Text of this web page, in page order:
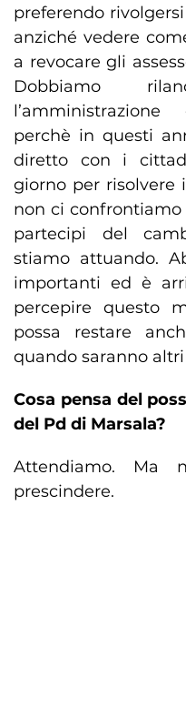
preferendo
anziché vedere
a revocare gli
Dobbiamo
perchè in questi
diretto con i
giorno per risolvere
non ci
partecipi del
stiamo attuando.
importanti ed è
percepire questo
possa restare
quando saranno
Cosa pensa del
del Pd di Marsala?
Attendiamo. Ma
prescindere.